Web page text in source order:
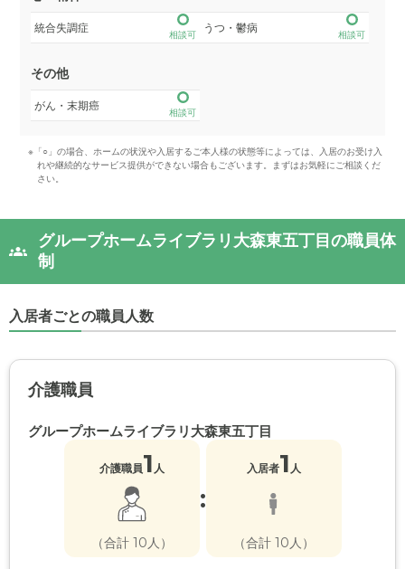
統合失調症
相談可
うつ・鬱病
相談可
その他
がん・末期癌
相談可
※「○」の場合、ホームの状況や入居するご本人様の状態等によっては、入居のお受け入
れや継続的なサービス提供ができない場合もございます。まずはお気軽にご相談くだ
さい。
グループホームライブラリ大森東五丁目の職員体
制
入居者ごとの職員人数
介護職員
グループホームライブラリ大森東五丁目
介護職員1 人
（合計 10人）
:
入居者1 人
（合計 10人）